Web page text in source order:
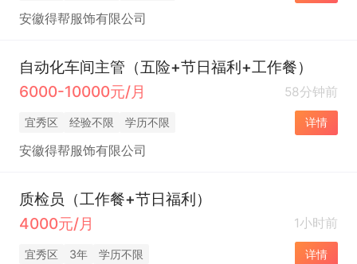
安徽得帮服饰有限公司
自动化车间主管（五险+节日福利+工作餐）
6000-10000元/月
58分钟前
宜秀区 经验不限 学历不限 详情
安徽得帮服饰有限公司
质检员（工作餐+节日福利）
4000元/月
1小时前
宜秀区 3年 学历不限 详情